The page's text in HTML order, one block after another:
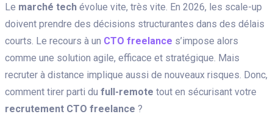
Le marché tech évolue vite, très vite. En 2026, les scale-up
doivent prendre des décisions structurantes dans des délais
courts. Le recours à un CTO freelance s’impose alors
comme une solution agile, efficace et stratégique. Mais
recruter à distance implique aussi de nouveaux risques. Donc,
comment tirer parti du full-remote tout en sécurisant votre
recrutement CTO freelance ?